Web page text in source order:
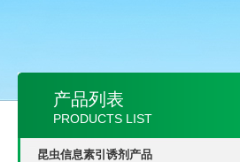
产品列表
PRODUCTS LIST
昆虫信息素引诱剂产品